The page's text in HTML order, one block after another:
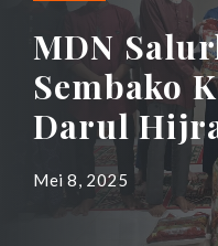
MDN
Sembako
Darul
Mei 8, 2025